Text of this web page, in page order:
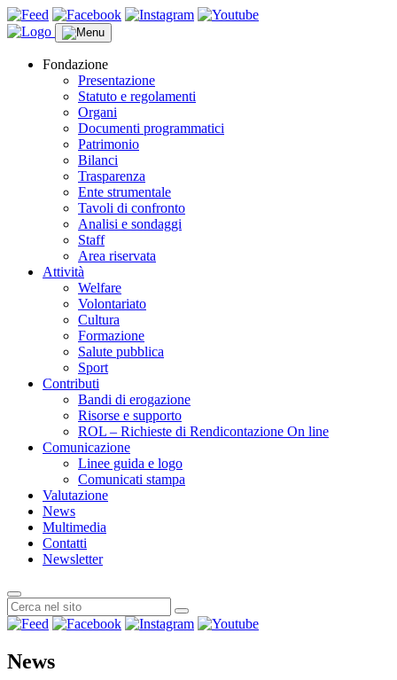
Fondazione
Presentazione
Statuto e regolamenti
Organi
Documenti programmatici
Patrimonio
Bilanci
Trasparenza
Ente strumentale
Tavoli di confronto
Analisi e sondaggi
Staff
Area riservata
Attività
Welfare
Volontariato
Cultura
Formazione
Salute pubblica
Sport
Contributi
Bandi di erogazione
Risorse e supporto
ROL – Richieste di Rendicontazione On line
Comunicazione
Linee guida e logo
Comunicati stampa
Valutazione
News
Multimedia
Contatti
Newsletter
News